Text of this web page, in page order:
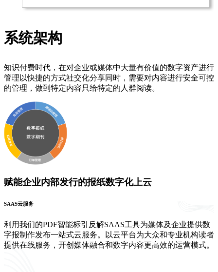
系统架构
知识付费时代，在对企业或媒体中大量有价值的数字资产进行
管理以快捷的方式社交化分享同时，需要对内容进行安全可控
的管理，做到特定内容只给特定的人群阅读。
赋能企业内部发行的报纸数字化上云
SAAS云服务
利用我们的PDF智能标引反解SAAS工具为媒体及企业提供数
字报制作发布一站式云服务。以云平台为大众和专业机构读者
提供在线服务，开创媒体融合和数字内容更高效的运营模式。